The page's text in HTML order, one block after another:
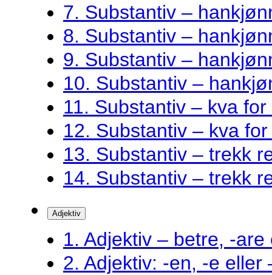
7. Substantiv –
8. Substantiv –
9. Substantiv –
10. Substantiv –
11. Substantiv – kva
12. Substantiv – kva
13. Substantiv – trekk
14. Substantiv – trekk
Adjektiv
1. Adjektiv – betre, -are
2. Adjektiv: -en, -e eller